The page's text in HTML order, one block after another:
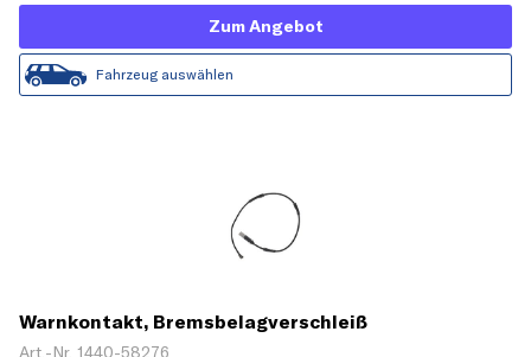
Zum Angebot
Fahrzeug auswählen
Warnkontakt, Bremsbelagverschleiß